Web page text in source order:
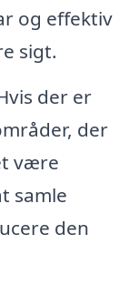
og effektiv
sigt.
der er
der
være
samle
den